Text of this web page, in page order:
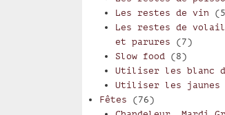
Les restes de vin
Les restes de
et parures (7)
Slow food(8)
Utiliser les blanc
Utiliser les jaunes
Fêtes (76)